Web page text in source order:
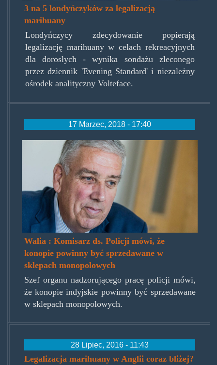
3 na 5 londyńczyków za legalizacją
marihuany
Londyńczycy zdecydowanie popierają
legalizację marihuany w celach rekreacyjnych
dla dorosłych - wynika sondażu zleconego
przez dziennik 'Evening Standard' i niezależny
ośrodek analityczny Volteface.
17 Marzec, 2018 - 17:40
Walia : Komisarz ds. Policji mówi, że
konopie powinny być sprzedawane w
sklepach monopolowych
Szef organu nadzorującego pracę policji mówi,
że konopie indyjskie powinny być sprzedawane
w sklepach monopolowych.
28 Lipiec, 2016 - 11:43
Legalizacja marihuany w Anglii coraz bliżej?